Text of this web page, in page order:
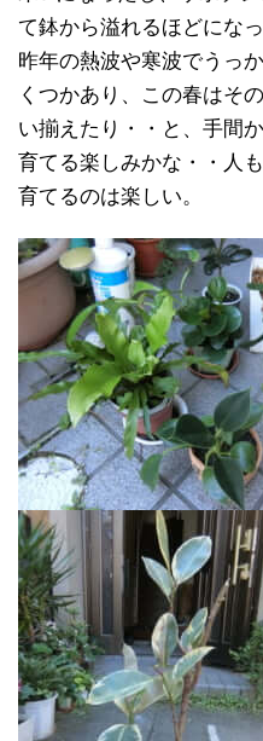
て鉢から溢れるほどにな
昨年の熱波や寒波でうっ
くつかあり、この春はそ
い揃えたり・・と、手間
育てる楽しみかな・・人
育てるのは楽しい。